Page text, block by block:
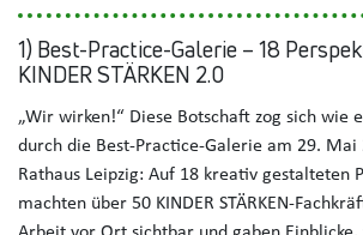
1) Best-Practice-Galerie – 18
KINDER STÄRKEN 2.0
„Wir wirken!“ Diese Botschaft zog sich wie
durch die Best-Practice-Galerie am 29. Mai
Rathaus Leipzig: Auf 18 kreativ gestalteten
machten über 50 KINDER STÄRKEN-